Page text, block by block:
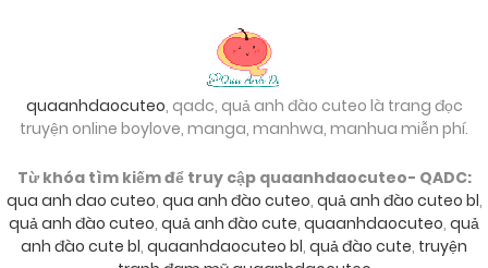
quaanhdaocuteo, qadc, quả anh đào cuteo là trang đọc
truyện online boylove, manga, manhwa, manhua miễn phí.
Từ khóa tìm kiếm để truy cập quaanhdaocuteo- QADC:
qua anh dao cuteo, qua anh đào cuteo, quả anh đào cuteo bl,
quả anh đào cuteo, quả anh đào cute, quaanhdaocuteo, quả
anh đào cute bl, quaanhdaocuteo bl, quả đào cute, truyện